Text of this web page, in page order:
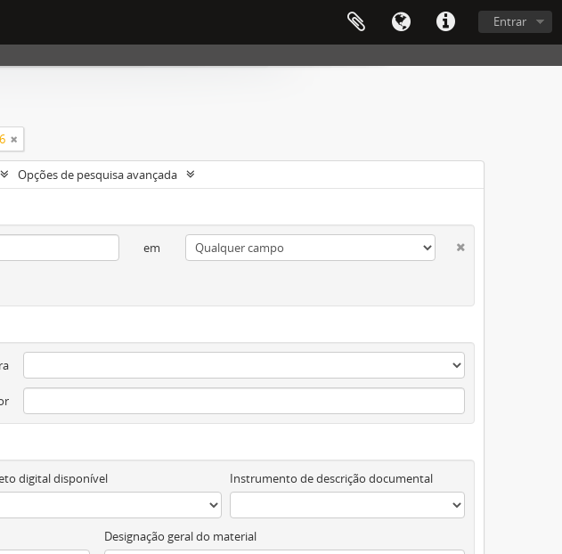
Entrar
Opções de pesquisa avançada
em
digital disponível Instrumento de descrição documental
Designação geral do material